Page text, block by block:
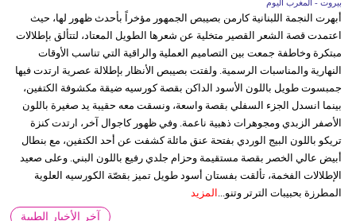
بيروت - المغرب اليوم
أبهرت النجمة اللبنانية كارمن بصيبص الجمهور مؤخراً بأحدث ظهور لها، حيث
اعتمدت قصة الشعر القصير متخلية عن شعرها الطويل المعتاد، لتتألق بإطلالات
مبتكرة وخاطفة جمعت بين التصاميم العملية والراقية التي تناسب الأوقات
النهارية والمناسبات الرسمية. ولفتت بصيبص الأنظار بإطلالة عصرية ارتدت فيها
جمبسوت طويل باللون الأسود الداكن بقصة كورسيه ضيقة مكشوفة الكتفين،
بينما انسدل الجزء السفلي بقصة واسعة، ونسقت معه حقيبة يد صغيرة باللون
الأصفر الزبدي ومجوهرات ذهبية ناعمة. وفي ظهور كاجوال آخر، ارتدت كنزة
تريكو باللون البيج الوردي بفتحة عنق مائلة كشفت عن أحد الكتفين، مع بنطال
أبيض عالي الخصر بقصة مستقيمة وحزام جلدي رفيع باللون البني. وعلى صعيد
الإطلالات الفخمة، تألقت بفستان أسود طويل تميز بقصّة الكورسيه العلوية
المطرزة بحبيبات الترتر وتنو... المزيد
آخر الأخبار الطبية